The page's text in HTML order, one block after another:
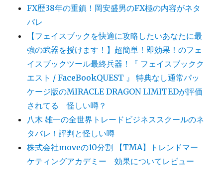
FX歴38年の重鎮！岡安盛男のFX極の内容がネタ
バレ
【フェイスブックを快適に攻略したいあなたに最
強の武器を授けます！】超簡単！即効果！のフェ
イスブックツール最終兵器！『 フェイスブックク
エスト / FaceBookQUEST 』 特典なし通常パッ
ケージ版のMIRACLE DRAGON LIMITEDが評価
されてる 怪しい噂？
八木 雄一の全世界トレードビジネススクールのネ
タバレ！評判と怪しい噂
株式会社moveの10分割 【TMA】トレンドマー
ケティングアカデミー 効果についてレビュー